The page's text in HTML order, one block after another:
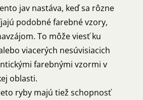
jav nastáva, keď sa rôzne
podobné farebné vzory,
To môže viesť ku
viacerých nesúvisiacich
farebnými vzormi v
oblasti.
ryby majú tiež schopnosť